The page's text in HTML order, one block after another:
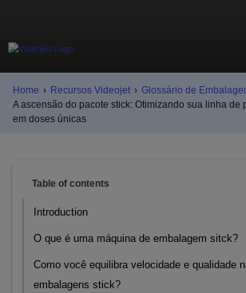
Home › Recursos Videojet › Glossário de
A ascensão do pacote stick: Otimizando sua linha de
em doses únicas
Table of contents
Introduction
O que é uma máquina de embalagem sitck?
Como você equilibra velocidade e qualidade
embalagens stick?